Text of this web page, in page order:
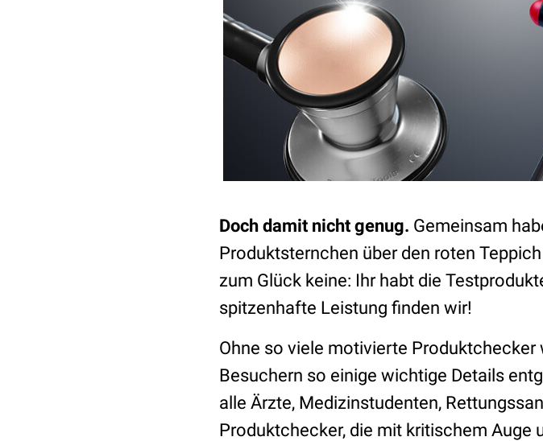
Doch damit nicht genug. Gemeinsam
Produktsternchen über den roten
zum Glück keine: Ihr habt die
spitzenhafte Leistung finden wir!
Ohne so viele motivierte Produktchecker
Besuchern so einige wichtige Details
alle Ärzte, Medizinstudenten,
Produktchecker, die mit kritischem Auge